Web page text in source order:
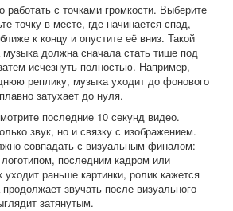
работать с точками громкости. Выберите
точку в месте, где начинается спад,
к концу и опустите её вниз. Такой
музыка должна сначала стать тише под
исчезнуть полностью. Например,
реплику, музыка уходит до фонового
затухает до нуля.
последние 10 секунд видео.
звук, но и связку с изображением.
совпадать с визуальным финалом:
последним кадром или
уходит раньше картинки, ролик кажется
звучать после визуального
затянутым.